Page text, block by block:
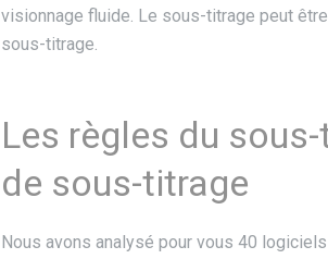
visionnage fluide. Le sous-titrage peut
sous-titrage.
Les règles du
de sous-titrage
Nous avons analysé pour vous 40